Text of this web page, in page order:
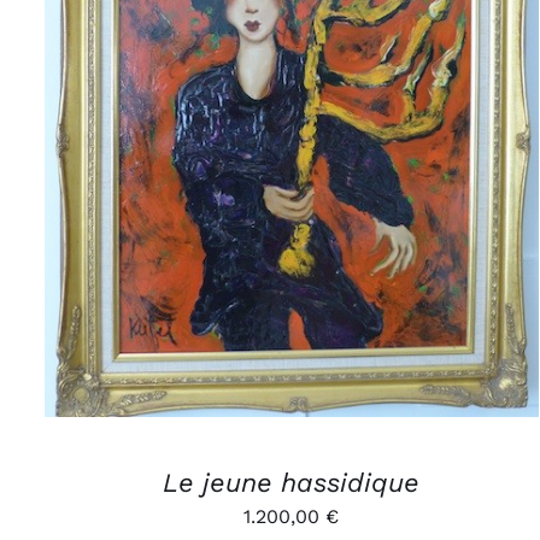
AJOUTER AU PANIER / APERÇU
Le jeune hassidique
1.200,00 €